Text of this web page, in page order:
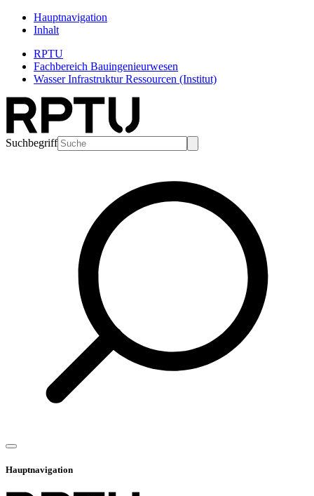
Hauptnavigation
Inhalt
RPTU
Fachbereich Bauingenieurwesen
Wasser Infrastruktur Ressourcen (Institut)
Suchbegriff
Hauptnavigation